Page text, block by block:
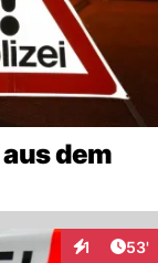
dem
1 53'